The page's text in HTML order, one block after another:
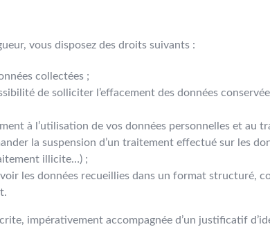
vous disposez des droits suivants :
collectées ;
de solliciter l’effacement des données
à l’utilisation de vos données personnelles et au
la suspension d’un traitement effectué sur les
illicite…) ;
les données recueillies dans un format structuré,
impérativement accompagnée d’un justificatif